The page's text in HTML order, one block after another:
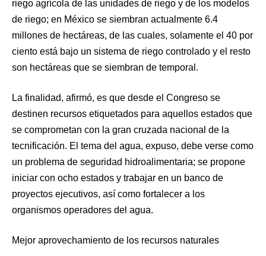
riego agrícola de las unidades de riego y de los modelos
de riego; en México se siembran actualmente 6.4
millones de hectáreas, de las cuales, solamente el 40 por
ciento está bajo un sistema de riego controlado y el resto
son hectáreas que se siembran de temporal.
La finalidad, afirmó, es que desde el Congreso se
destinen recursos etiquetados para aquellos estados que
se comprometan con la gran cruzada nacional de la
tecnificación. El tema del agua, expuso, debe verse como
un problema de seguridad hidroalimentaria; se propone
iniciar con ocho estados y trabajar en un banco de
proyectos ejecutivos, así como fortalecer a los
organismos operadores del agua.
Mejor aprovechamiento de los recursos naturales